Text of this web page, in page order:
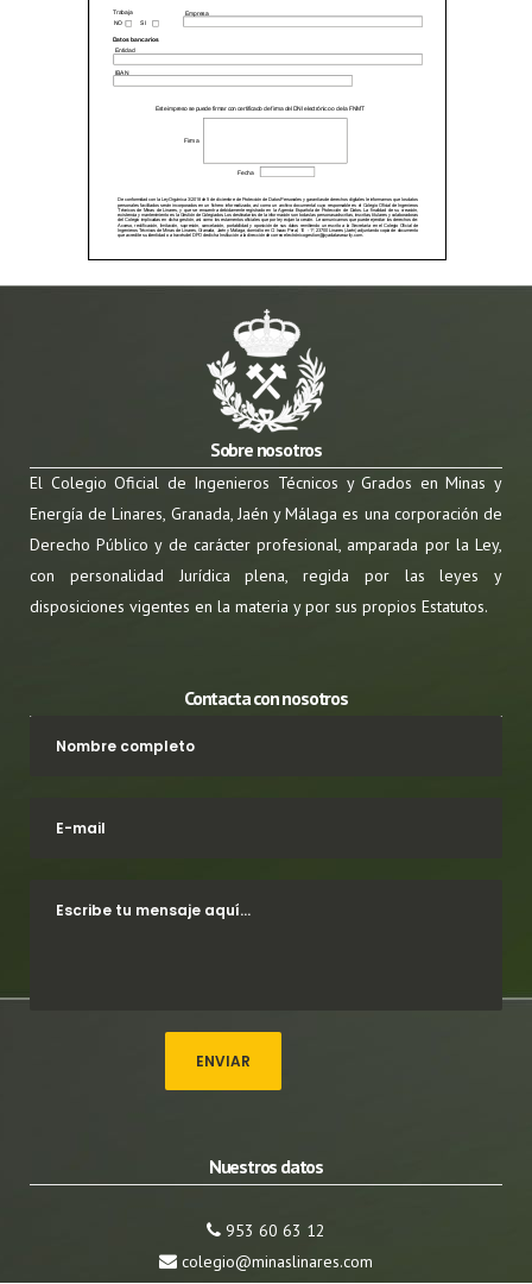
Sobre nosotros
El Colegio Oficial de Ingenieros Técnicos y Grados en Minas y
Energía de Linares, Granada, Jaén y Málaga es una corporación de
Derecho Público y de carácter profesional, amparada por la Ley,
con personalidad Jurídica plena, regida por las leyes y
disposiciones vigentes en la materia y por sus propios Estatutos.
Contacta con nosotros
Nuestros datos
953 60 63 12
colegio@minaslinares.com